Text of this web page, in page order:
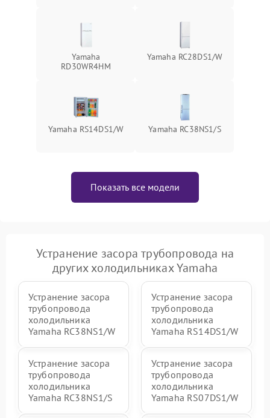
Yamaha
RD30WR4HM
Yamaha RC28DS1/W
Yamaha RS14DS1/W Yamaha RC38NS1/S
Показать все модели
Устранение засора трубопровода на
других холодильниках Yamaha
Устранение засора
трубопровода
холодильника
Yamaha RC38NS1/W
Устранение засора
трубопровода
холодильника
Yamaha RS14DS1/W
Устранение засора
трубопровода
холодильника
Yamaha RC38NS1/S
Устранение засора
трубопровода
холодильника
Yamaha RS07DS1/W